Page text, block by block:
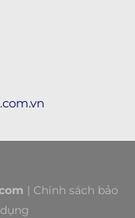
| Chính sách bảo